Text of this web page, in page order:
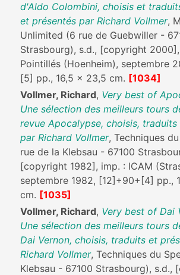
d'Aldo Colombini, choisis et
et présentés par Richard Vollmer,
Unlimited (6 rue de Guebwiller -
Strasbourg), s.d., [copyright
Pointillés (Hoenheim), septembre
[5] pp., 16,5 x 23,5 cm. [1034]
Vollmer, Richard, Very best of
Une sélection des meilleurs tours
revue Apocalypse, choisis,
par Richard Vollmer, Techniques
rue de la Klebsau - 67100
[copyright 1982], imp. : ICAM
septembre 1982, [12]+90+[4] pp.,
cm. [1035]
Vollmer, Richard, Very best of Dai
Une sélection des meilleurs tours
Dai Vernon, choisis, traduits et
Richard Vollmer, Techniques du
Klebsau - 67100 Strasbourg), s.d.,